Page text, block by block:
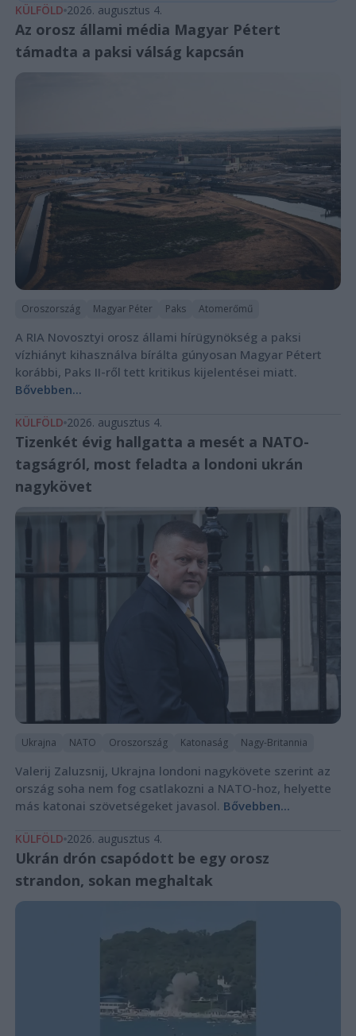
KÜLFÖLD 2026. augusztus 4.
Az orosz állami média Magyar Pétert
támadta a paksi válság kapcsán
Oroszország Magyar Péter Paks Atomerőmű
A RIA Novosztyi orosz állami hírügynökség a paksi
vízhiányt kihasználva bírálta gúnyosan Magyar Pétert
korábbi, Paks II-ről tett kritikus kijelentései miatt.
Bővebben...
KÜLFÖLD 2026. augusztus 4.
Tizenkét évig hallgatta a mesét a NATO-
tagságról, most feladta a londoni ukrán
nagykövet
Ukrajna NATO Oroszország Katonaság Nagy-Britannia
Valerij Zaluzsnij, Ukrajna londoni nagykövete szerint az
ország soha nem fog csatlakozni a NATO-hoz, helyette
más katonai szövetségeket javasol. Bővebben...
KÜLFÖLD 2026. augusztus 4.
Ukrán drón csapódott be egy orosz
strandon, sokan meghaltak